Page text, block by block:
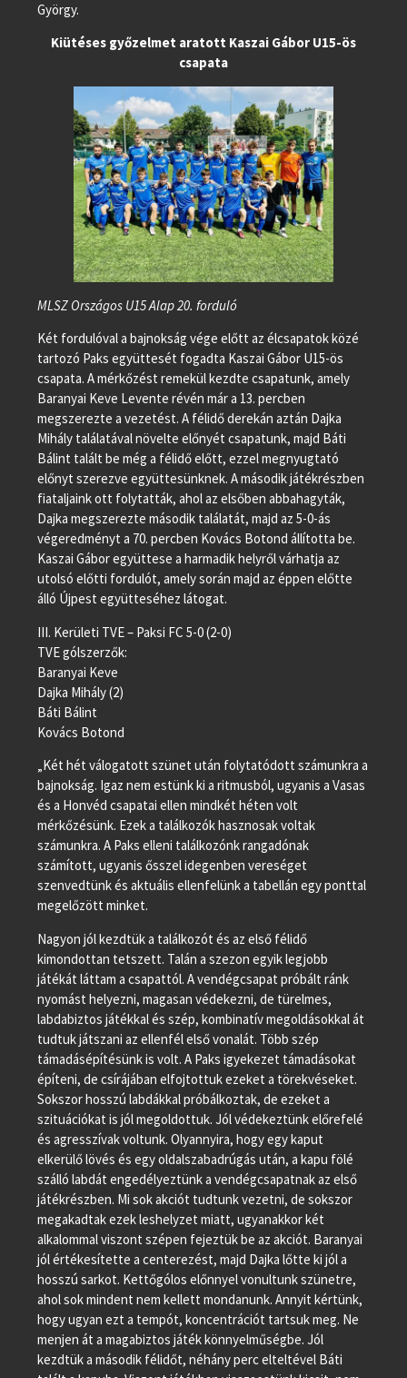
György.
Kiütéses győzelmet aratott Kaszai Gábor U15-ös
csapata
MLSZ Országos U15 Alap 20. forduló
Két fordulóval a bajnokság vége előtt az élcsapatok közé
tartozó Paks együttesét fogadta Kaszai Gábor U15-ös
csapata. A mérkőzést remekül kezdte csapatunk, amely
Baranyai Keve Levente révén már a 13. percben
megszerezte a vezetést. A félidő derekán aztán Dajka
Mihály találatával növelte előnyét csapatunk, majd Báti
Bálint talált be még a félidő előtt, ezzel megnyugtató
előnyt szerezve együttesünknek. A második játékrészben
fiataljaink ott folytatták, ahol az elsőben abbahagyták,
Dajka megszerezte második találatát, majd az 5-0-ás
végeredményt a 70. percben Kovács Botond állította be.
Kaszai Gábor együttese a harmadik helyről várhatja az
utolsó előtti fordulót, amely során majd az éppen előtte
álló Újpest együtteséhez látogat.
III. Kerületi TVE – Paksi FC 5-0 (2-0)
TVE gólszerzők:
Baranyai Keve
Dajka Mihály (2)
Báti Bálint
Kovács Botond
„Két hét válogatott szünet után folytatódott számunkra a
bajnokság. Igaz nem estünk ki a ritmusból, ugyanis a Vasas
és a Honvéd csapatai ellen mindkét héten volt
mérkőzésünk. Ezek a találkozók hasznosak voltak
számunkra. A Paks elleni találkozónk rangadónak
számított, ugyanis ősszel idegenben vereséget
szenvedtünk és aktuális ellenfelünk a tabellán egy ponttal
megelőzött minket.
Nagyon jól kezdtük a találkozót és az első félidő
kimondottan tetszett. Talán a szezon egyik legjobb
játékát láttam a csapattól. A vendégcsapat próbált ránk
nyomást helyezni, magasan védekezni, de türelmes,
labdabiztos játékkal és szép, kombinatív megoldásokkal át
tudtuk játszani az ellenfél első vonalát. Több szép
támadásépítésünk is volt. A Paks igyekezet támadásokat
építeni, de csírájában elfojtottuk ezeket a törekvéseket.
Sokszor hosszú labdákkal próbálkoztak, de ezeket a
szituációkat is jól megoldottuk. Jól védekeztünk előrefelé
és agresszívak voltunk. Olyannyira, hogy egy kaput
elkerülő lövés és egy oldalszabadrúgás után, a kapu fölé
szálló labdát engedélyeztünk a vendégcsapatnak az első
játékrészben. Mi sok akciót tudtunk vezetni, de sokszor
megakadtak ezek leshelyzet miatt, ugyanakkor két
alkalommal viszont szépen fejeztük be az akciót. Baranyai
jól értékesítette a centerezést, majd Dajka lőtte ki jól a
hosszú sarkot. Kettőgólos előnnyel vonultunk szünetre,
ahol sok mindent nem kellett mondanunk. Annyit kértünk,
hogy ugyan ezt a tempót, koncentrációt tartsuk meg. Ne
menjen át a magabiztos játék könnyelműségbe. Jól
kezdtük a második félidőt, néhány perc elteltével Báti